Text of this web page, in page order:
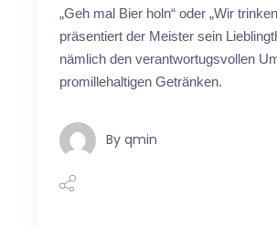
„Geh mal Bier holn“ oder „Wir
präsentiert der Meister sein
nämlich den verantwortugsvollen
promillehaltigen Getränken.
By qmin